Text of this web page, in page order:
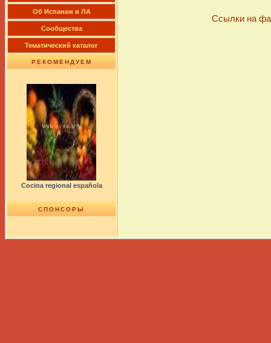
Об Испании и ЛА
Сообщества
Тематический каталог
РЕКОМЕНДУЕМ
Cocina regional española
СПОНСОРЫ
Ссылки на